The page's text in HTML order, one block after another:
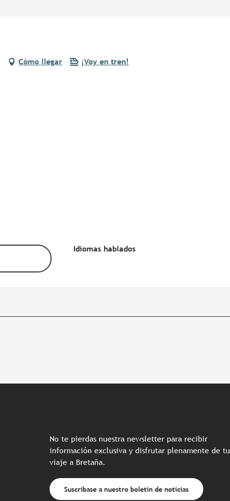
Cómo llegar ¡Voy en tren!
Idiomas hablados
Idiomas hablados
No te pierdas nuestra newsletter para recibir
información exclusiva y disfrutar plenamente de tu
viaje a Bretaña.
Suscríbase a nuestro boletín de noticias